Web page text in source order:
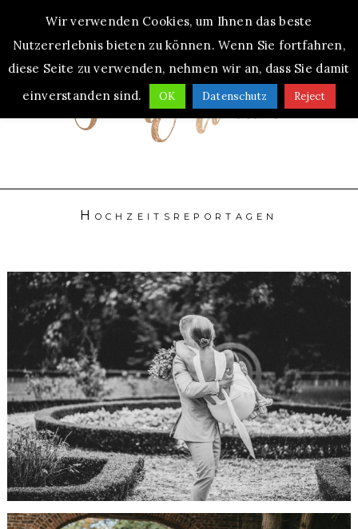
MENU
Hochzeitsreportagen
Standesamtliche
Trauung auf
Schloss
Zweibrüggen
HIER GEHTS WEITER...
Wir verwenden Cookies, um Ihnen das beste
Nutzererlebnis bieten zu können. Wenn Sie fortfahren,
diese Seite zu verwenden, nehmen wir an, dass Sie damit
einverstanden sind.
OK Datenschutz Reject